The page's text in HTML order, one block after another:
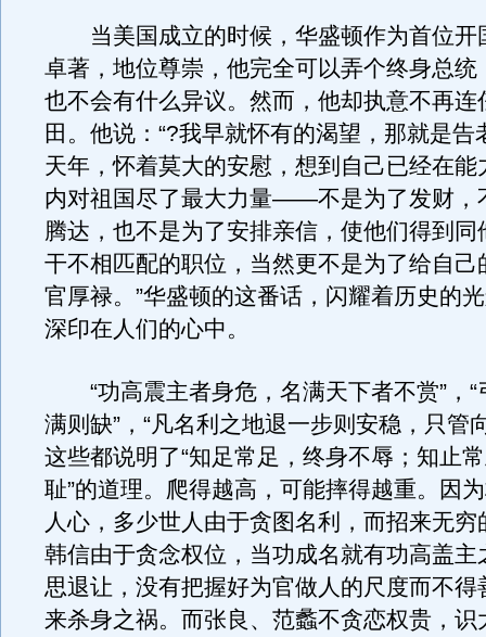
当美国成立的时候，华盛顿作为首位开
卓著，地位尊崇，他完全可以弄个终身总统
也不会有什么异议。然而，他却执意不再连
田。他说：“?我早就怀有的渴望，那就是告
天年，怀着莫大的安慰，想到自己已经在能
内对祖国尽了最大力量——不是为了发财，
腾达，也不是为了安排亲信，使他们得到同
干不相匹配的职位，当然更不是为了给自己
官厚禄。”华盛顿的这番话，闪耀着历史的
深印在人们的心中。
“功高震主者身危，名满天下者不赏”，“
满则缺”，“凡名利之地退一步则安稳，只管
这些都说明了“知足常足，终身不辱；知止
耻”的道理。爬得越高，可能摔得越重。因
人心，多少世人由于贪图名利，而招来无穷
韩信由于贪念权位，当功成名就有功高盖主
思退让，没有把握好为官做人的尺度而不得
来杀身之祸。而张良、范蠡不贪恋权贵，识